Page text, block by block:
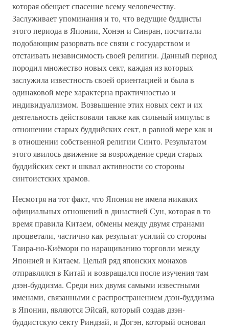
которая обещает спасение всему человечеству.
Заслуживает упоминания и то, что ведущие буддисты
этого периода в Японии, Хонэн и Синран, посчитали
подобающим разорвать все связи с государством и
отстаивать независимость своей религии. Данный период
породил множество новых сект, каждая из которых
заслужила известность своей ориентацией и была в
одинаковой мере характерна практичностью и
индивидуализмом. Возвышение этих новых сект и их
деятельность действовали также как сильный импульс в
отношении старых буддийских сект, в равной мере как и
в отношении собственной религии Синто. Результатом
этого явилось движение за возрождение среди старых
буддийских сект и шквал активности со стороны
синтоистских храмов.
Несмотря на тот факт, что Япония не имела никаких
официальных отношений в династией Сун, которая в то
время правила Китаем, обмены между двумя странами
процветали, частично как результат усилий со стороны
Таира-но-Киёмори по наращиванию торговли между
Японией и Китаем. Целый ряд японских монахов
отправлялся в Китай и возвращался после изучения там
дзэн-буддизма. Среди них двумя самыми известными
именами, связанными с распространением дзэн-буддизма
в Японии, являются Эйсай, который создав дзэн-
буддистскую секту Риндзай, и Догэн, который основал